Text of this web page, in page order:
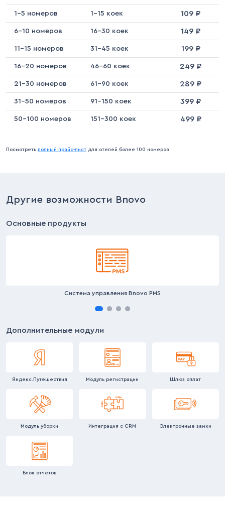
1-5 номеров 1-15 коек 109 ₽
6-10 номеров 16-30 коек 149 ₽
11-15 номеров 31-45 коек 199 ₽
16-20 номеров 46-60 коек 249 ₽
21-30 номеров 61-90 коек 289 ₽
31-50 номеров 91-150 коек 399 ₽
50-100 номеров 151-300 коек 499 ₽
Посмотреть полный прайс-лист для отелей более 100 номеров
Другие возможности Bnovo
Основные продукты
Система управления Bnovo PMS
Дополнительные модули
Яндекс. Путешествия Модуль регистрации Шлюз оплат
Модуль уборки Интеграция с CRM Электронные замки
Блок отчетов